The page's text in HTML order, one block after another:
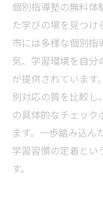
個別指導塾の無料体
た学びの場を見つ
市には多様な個別指
気、学習環境を自
が提供されています
別対応の質を比較し
の具体的なチェック
ます。一歩踏み込ん
学習習慣の定着とい
す。